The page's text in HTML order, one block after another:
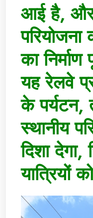
आई है, और
का
यह रेलवे
के पर्यटन,
स्थानीय
दिशा
यात्रियों